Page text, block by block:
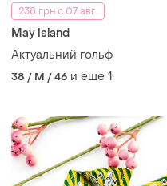
238 грн с 07 авг.
May island
Актуальний гольф
38 / M / 46 и еще 1